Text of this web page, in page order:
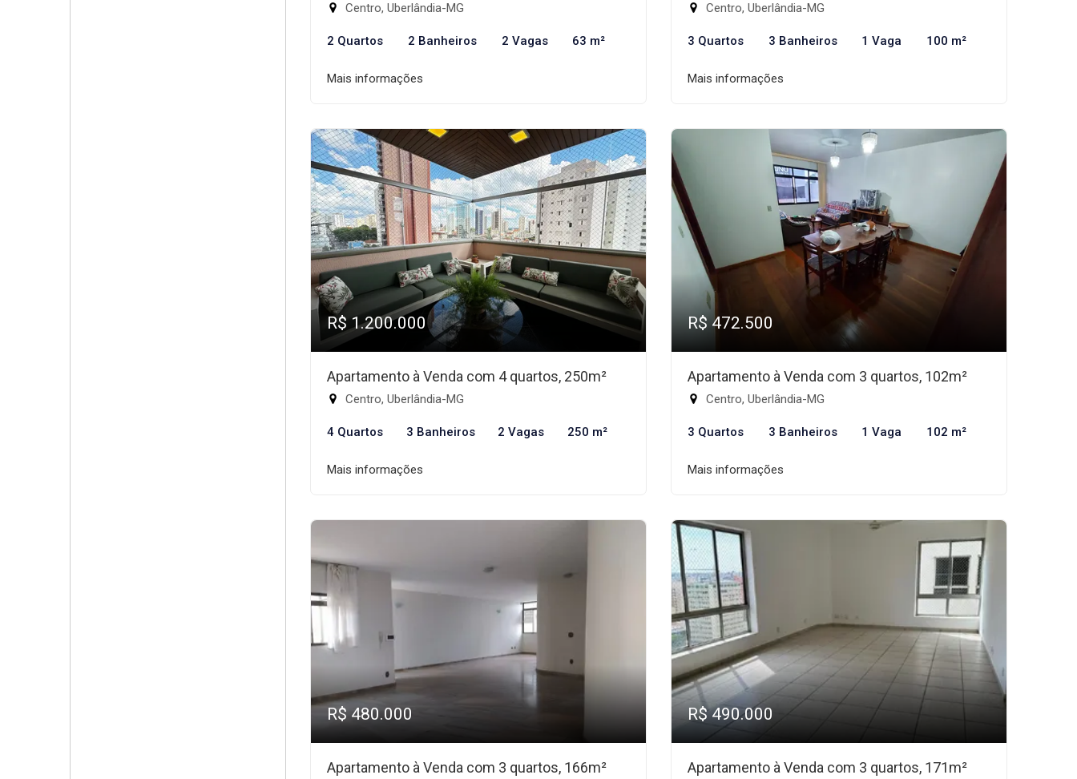
Centro, Uberlândia-MG
2 Quartos 2 Banheiros 2 Vagas 63 m²
Mais informações
Centro, Uberlândia-MG
3 Quartos 3 Banheiros 1 Vaga 100 m²
Mais informações
R$ 1.200.000
Apartamento à Venda com 4 quartos, 250m²
Centro, Uberlândia-MG
4 Quartos 3 Banheiros 2 Vagas 250 m²
Mais informações
R$ 472.500
Apartamento à Venda com 3 quartos, 102m²
Centro, Uberlândia-MG
3 Quartos 3 Banheiros 1 Vaga 102 m²
Mais informações
R$ 480.000
Apartamento à Venda com 3 quartos, 166m²
R$ 490.000
Apartamento à Venda com 3 quartos, 171m²